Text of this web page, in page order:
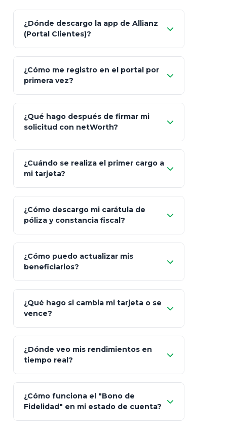
Característica netWorth (Certificado)
Fiscalidad Estrategia Art. 151 / 93
¿Dónde descargo la app de Allianz
(Portal Clientes)?
Client"
App Store (iOS) Google Play
¿Cómo me registro en el portal por
primera vez?
Bienvenida
"¿Aún no tienes cuenta?
Regístrate"
¿Qué hago después de firmar mi
solicitud con netWorth?
¿Cuándo se realiza el primer cargo a
mi tarjeta?
¿Cómo descargo mi carátula de
póliza y constancia fiscal?
"Mis Pólizas" > "Documentos"
¿Cómo puedo actualizar mis
beneficiarios?
¿Qué hago si cambia mi tarjeta o se
vence?
"Link
de Cobro Seguro"
¿Dónde veo mis rendimientos en
tiempo real?
¿Cómo funciona el "Bono de
Fidelidad" en mi estado de cuenta?